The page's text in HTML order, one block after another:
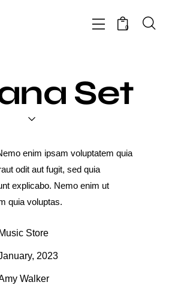
0
Set
enim ipsam voluptatem quia
odit aut fugit, sed quia
explicabo. Nemo enim ut
quia voluptas.
Music Store
2023
Walker